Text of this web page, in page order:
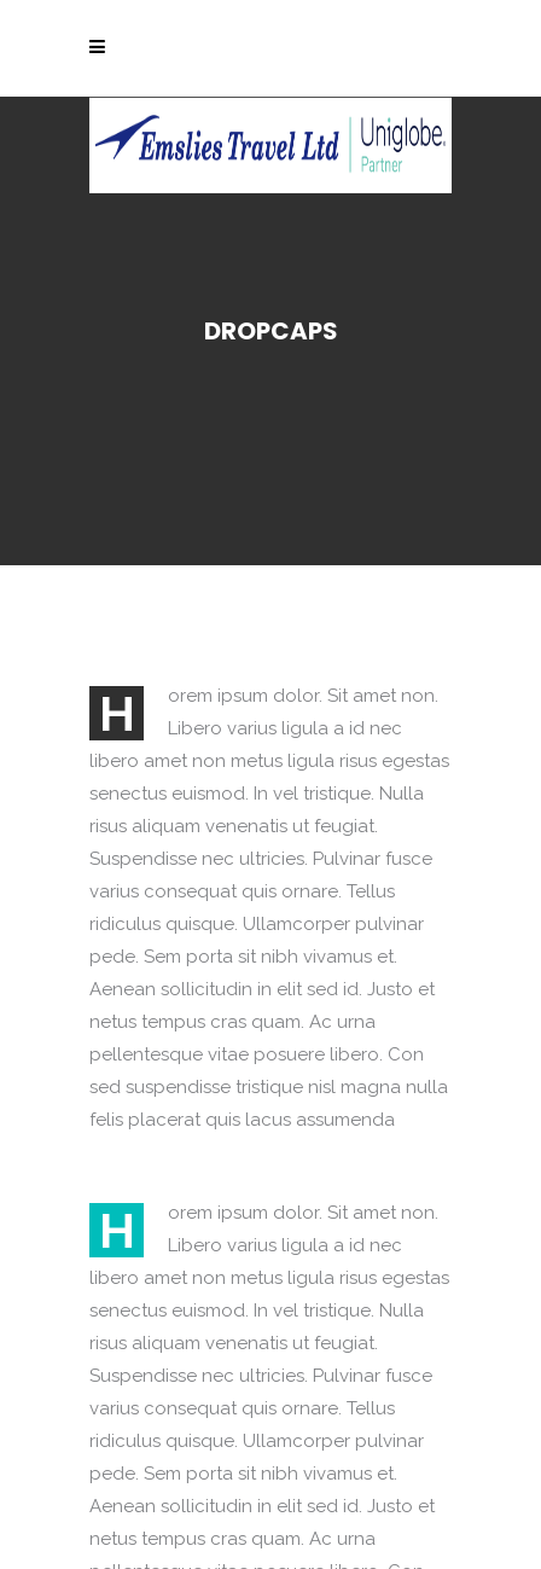
DROPCAPS
H
orem ipsum dolor. Sit amet non.
Libero varius ligula a id nec
libero amet non metus ligula risus egestas
senectus euismod. In vel tristique. Nulla
risus aliquam venenatis ut feugiat.
Suspendisse nec ultricies. Pulvinar fusce
varius consequat quis ornare. Tellus
ridiculus quisque. Ullamcorper pulvinar
pede. Sem porta sit nibh vivamus et.
Aenean sollicitudin in elit sed id. Justo et
netus tempus cras quam. Ac urna
pellentesque vitae posuere libero. Con
sed suspendisse tristique nisl magna nulla
felis placerat quis lacus assumenda
H
orem ipsum dolor. Sit amet non.
Libero varius ligula a id nec
libero amet non metus ligula risus egestas
senectus euismod. In vel tristique. Nulla
risus aliquam venenatis ut feugiat.
Suspendisse nec ultricies. Pulvinar fusce
varius consequat quis ornare. Tellus
ridiculus quisque. Ullamcorper pulvinar
pede. Sem porta sit nibh vivamus et.
Aenean sollicitudin in elit sed id. Justo et
netus tempus cras quam. Ac urna